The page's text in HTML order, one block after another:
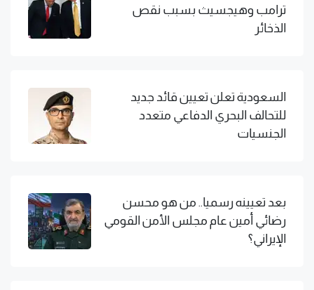
ترامب وهيجسيث بسبب نقص
الذخائر
السعودية تعلن تعيين قائد جديد
للتحالف البحري الدفاعي متعدد
الجنسيات
بعد تعيينه رسميا.. من هو محسن
رضائي أمين عام مجلس الأمن القومي
الإيراني؟